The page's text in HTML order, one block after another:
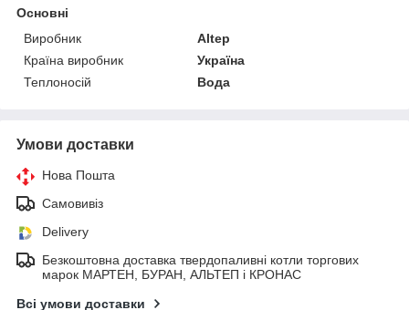
Основні
Виробник
Altep
Країна виробник
Україна
Теплоносій
Вода
Умови доставки
Нова Пошта
Самовивіз
Delivery
Безкоштовна доставка твердопаливні котли торгових
марок МАРТЕН, БУРАН, АЛЬТЕП і КРОНАС
Всі умови доставки